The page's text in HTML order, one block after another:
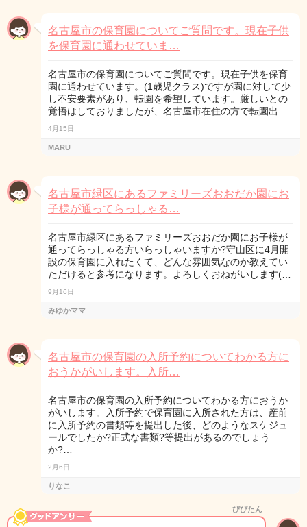
名古屋市の保育園についてご質問です。現在子供
を保育園に通わせていま…
名古屋市の保育園についてご質問です。現在子供を保育
園に通わせています。(1歳児クラス)ですが園に対して少
し不安要素があり、転園を希望しています。厳しいとの
覚悟はしておりましたが、名古屋市在住の方で転園出…
4月15日
MARU
名古屋市緑区にあるファミリーズおおだか園にお
子様が通ってらっしゃる…
名古屋市緑区にあるファミリーズおおだか園にお子様が
通ってらっしゃる方いらっしゃいますか?守山区に4月開
設の保育園に入れたくて、どんな雰囲気なのか教えてい
ただけると参考になります。よろしくおねがいします(…
9月16日
みゆかママ
名古屋市の保育園の入所予約についてわかる方に
おうかがいします。入所…
名古屋市の保育園の入所予約についてわかる方におうか
がいします。入所予約で保育園に入所された方は、産前
に入所予約の書類等を提出した後、どのようなスケジュ
ールでしたか?正式な書類?等提出があるのでしょう
か?…
2月6日
りなこ
びびたん